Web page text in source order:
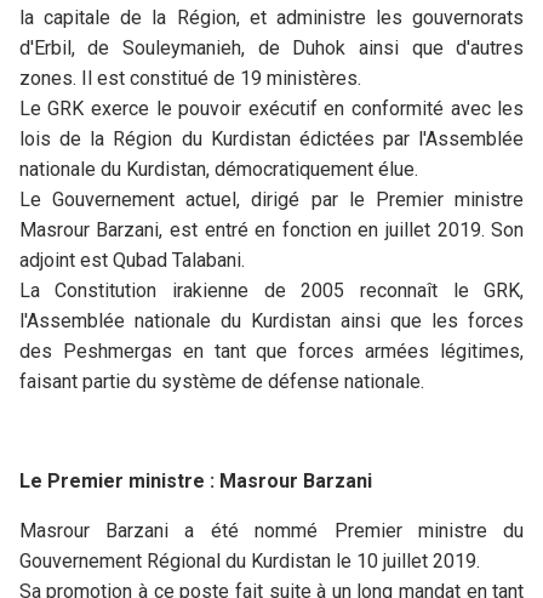
la capitale de la Région, et administre les gouvernorats
d'Erbil, de Souleymanieh, de Duhok ainsi que d'autres
zones. Il est constitué de 19 ministères.
Le GRK exerce le pouvoir exécutif en conformité avec les
lois de la Région du Kurdistan édictées par l'Assemblée
nationale du Kurdistan, démocratiquement élue.
Le Gouvernement actuel, dirigé par le Premier ministre
Masrour Barzani, est entré en fonction en juillet 2019. Son
adjoint est Qubad Talabani.
La Constitution irakienne de 2005 reconnaît le GRK,
l'Assemblée nationale du Kurdistan ainsi que les forces
des Peshmergas en tant que forces armées légitimes,
faisant partie du système de défense nationale.
Le Premier ministre : Masrour Barzani
Masrour Barzani a été nommé Premier ministre du
Gouvernement Régional du Kurdistan le 10 juillet 2019.
Sa promotion à ce poste fait suite à un long mandat en tant